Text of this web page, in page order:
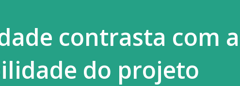
contrasta com a
do projeto